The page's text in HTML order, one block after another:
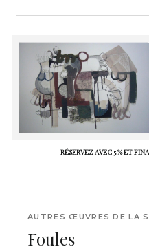
RÉSERVEZ AVEC 5 % ET
AUTRES ŒUVRES DE LA
Foules